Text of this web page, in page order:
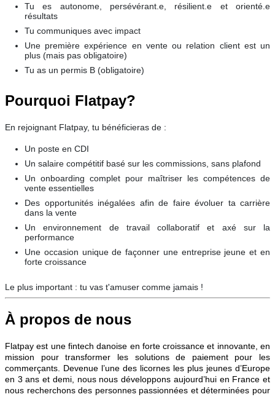
Tu es autonome, persévérant.e, résilient.e et orienté.e
résultats
Tu communiques avec impact
Une première expérience en vente ou relation client est un
plus (mais pas obligatoire)
Tu as un permis B (obligatoire)
Pourquoi Flatpay?
En rejoignant Flatpay, tu bénéficieras de :
Un poste en CDI
Un salaire compétitif basé sur les commissions, sans plafond
Un onboarding complet pour maîtriser les compétences de
vente essentielles
Des opportunités inégalées afin de faire évoluer ta carrière
dans la vente
Un environnement de travail collaboratif et axé sur la
performance
Une occasion unique de façonner une entreprise jeune et en
forte croissance
Le plus important : tu vas t'amuser comme jamais !
À propos de nous
Flatpay est une fintech danoise en forte croissance et innovante, en
mission pour transformer les solutions de paiement pour les
commerçants. Devenue l’une des licornes les plus jeunes d’Europe
en 3 ans et demi, nous nous développons aujourd’hui en France et
nous recherchons des personnes passionnées et déterminées pour